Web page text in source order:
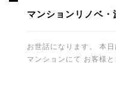
マンションリノベ
お世話になります。 本
マンションにて お客様